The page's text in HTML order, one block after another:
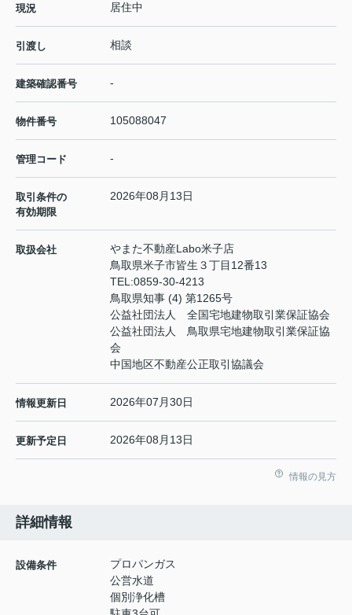
現況 居住中
引渡し 相談
建築確認番号 -
物件番号 105088047
管理コード -
取引条件の
有効期限
2026年08月13日
取扱会社
やまた不動産Labo米子店
鳥取県米子市皆生３丁目12番13
TEL:0859-30-4213
鳥取県知事 (4) 第1265号
公益社団法人 全国宅地建物取引業保証協会
公益社団法人 鳥取県宅地建物取引業保証協
会
中国地区不動産公正取引協議会
情報更新日 2026年07月30日
更新予定日 2026年08月13日
情報の見方
詳細情報
設備条件
プロパンガス
公営水道
個別浄化槽